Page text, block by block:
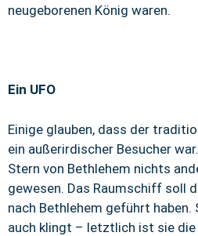
neugeborenen König waren.
Ein UFO
Einige glauben, dass der
ein außerirdischer Besucher
Stern von Bethlehem nichts
gewesen. Das Raumschiff soll
nach Bethlehem geführt haben.
auch klingt – letztlich ist sie die